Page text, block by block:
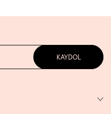
KAYDOL